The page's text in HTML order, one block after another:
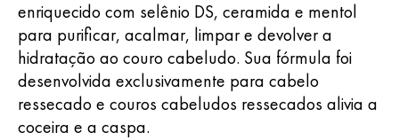
enriquecido com selênio DS, ceramida e mentol
para purificar, acalmar, limpar e devolver a
hidratação ao couro cabeludo. Sua fórmula foi
desenvolvida exclusivamente para cabelo
ressecado e couros cabeludos ressecados alivia a
coceira e a caspa.